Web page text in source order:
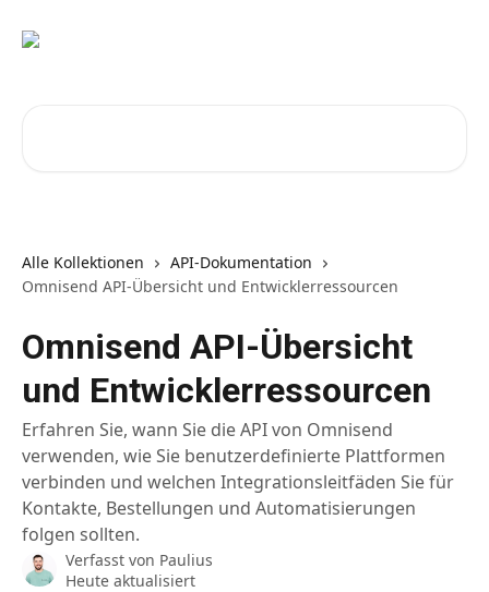
Alle Kollektionen
API-Dokumentation
Omnisend API-Übersicht und Entwicklerressourcen
Omnisend API-Übersicht
und Entwicklerressourcen
Erfahren Sie, wann Sie die API von Omnisend
verwenden, wie Sie benutzerdefinierte Plattformen
verbinden und welchen Integrationsleitfäden Sie für
Kontakte, Bestellungen und Automatisierungen
folgen sollten.
Verfasst von Paulius
Heute aktualisiert